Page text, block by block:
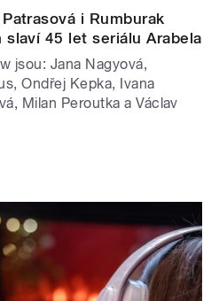
sbírky Karla Jaromíra
obsazení (František
aj.). Vysoká míra
dělají z této adaptace
letošní vánoční nabídky.
velkou štědrovečerní
Percy Jackson –
posluchačům dynamický
i Rumburak
slaví 45 let seriálu Arabela
jsou: Jana Nagyová,
Ondřej Kepka, Ivana
Milan Peroutka a Václav